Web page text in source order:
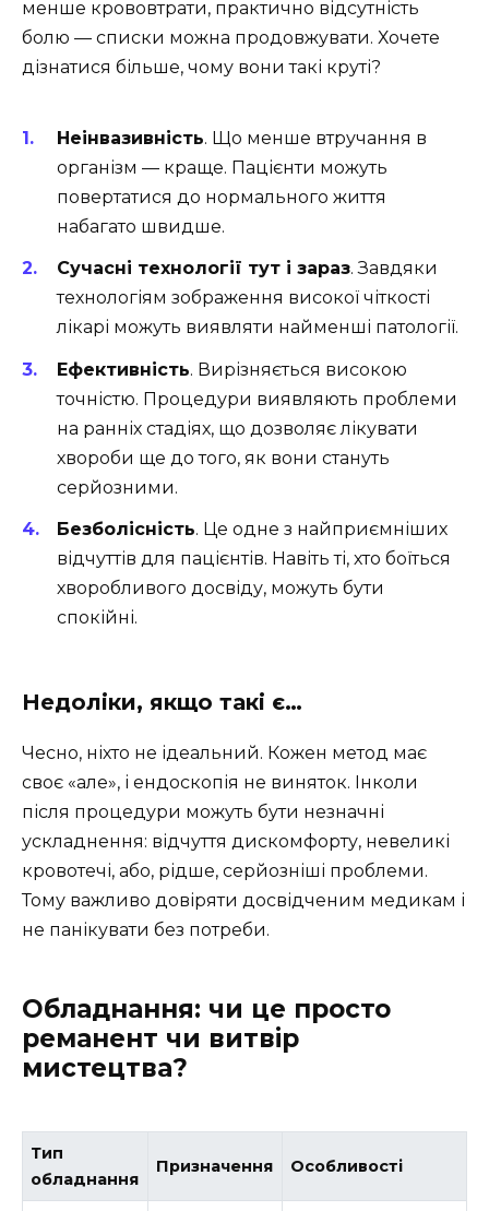
менше крововтрати, практично відсутність
болю — списки можна продовжувати. Хочете
дізнатися більше, чому вони такі круті?
Неінвазивність. Що менше втручання в
організм — краще. Пацієнти можуть
повертатися до нормального життя
набагато швидше.
Сучасні технології тут і зараз. Завдяки
технологіям зображення високої чіткості
лікарі можуть виявляти найменші патології.
Ефективність. Вирізняється високою
точністю. Процедури виявляють проблеми
на ранніх стадіях, що дозволяє лікувати
хвороби ще до того, як вони стануть
серйозними.
Безболісність. Це одне з найприємніших
відчуттів для пацієнтів. Навіть ті, хто боїться
хворобливого досвіду, можуть бути
спокійні.
Недоліки, якщо такі є…
Чесно, ніхто не ідеальний. Кожен метод має
своє «але», і ендоскопія не виняток. Інколи
після процедури можуть бути незначні
ускладнення: відчуття дискомфорту, невеликі
кровотечі, або, рідше, серйозніші проблеми.
Тому важливо довіряти досвідченим медикам і
не панікувати без потреби.
Обладнання: чи це просто
реманент чи витвір
мистецтва?
Тип
обладнання
Призначення Особливості